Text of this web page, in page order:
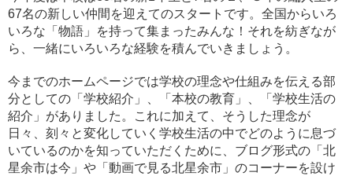
67名の新しい仲間を迎えてのスタートです。全国からいろ
いろな「物語」を持って集まったみんな！それを紡ぎなが
ら、一緒にいろいろな経験を積んでいきましょう。
今までのホームページでは学校の理念や仕組みを伝える部
分としての「学校紹介」、「本校の教育」、「学校生活の
紹介」がありました。これに加えて、そうした理念が
日々、刻々と変化していく学校生活の中でどのように息づ
いているのかを知っていただくために、ブログ形式の「北
星余市は今」や「動画で見る北星余市」のコーナーを設け